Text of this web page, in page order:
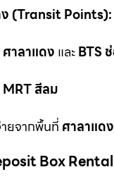
(Transit Points):
ศาลาแดง และBTS
MRT สีลม
ยจากพื้นที่ ศาลาแดง
Box